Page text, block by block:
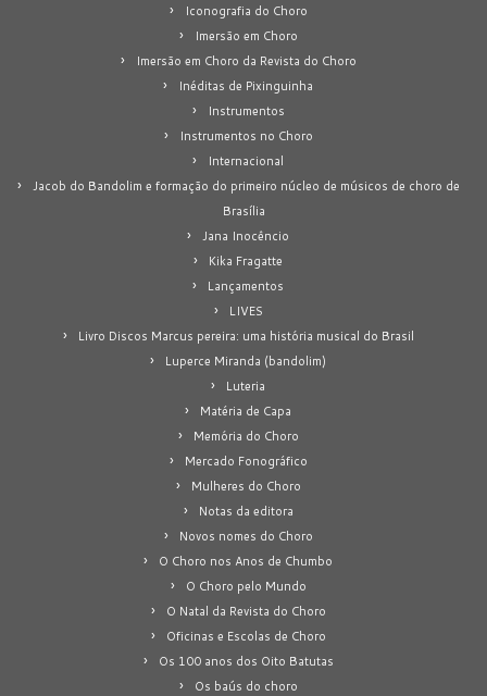
Iconografia do Choro
Imersão em Choro
Imersão em Choro da Revista do Choro
Inéditas de Pixinguinha
Instrumentos
Instrumentos no Choro
Internacional
Jacob do Bandolim e formação do primeiro núcleo de músicos de choro de
Brasília
Jana Inocêncio
Kika Fragatte
Lançamentos
LIVES
Livro Discos Marcus pereira: uma história musical do Brasil
Luperce Miranda (bandolim)
Luteria
Matéria de Capa
Memória do Choro
Mercado Fonográfico
Mulheres do Choro
Notas da editora
Novos nomes do Choro
O Choro nos Anos de Chumbo
O Choro pelo Mundo
O Natal da Revista do Choro
Oficinas e Escolas de Choro
Os 100 anos dos Oito Batutas
Os baús do choro